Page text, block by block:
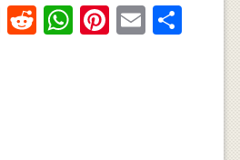
Tumblr
RedditWhatsApp
Pinterest
Email